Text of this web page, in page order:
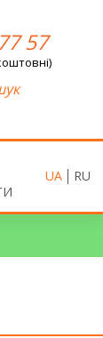
57
UA RU